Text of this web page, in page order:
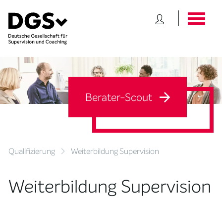
Qualifizierung Weiterbildung Supervision
Berater-Scout
Weiterbildung Supervision